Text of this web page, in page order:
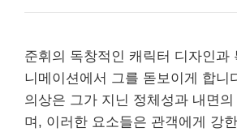
준휘의 독창적인 캐릭터 디자인과
니메이션에서 그를 돋보이게 합니
의상은 그가 지닌 정체성과 내면
며, 이러한 요소들은 관객에게 강